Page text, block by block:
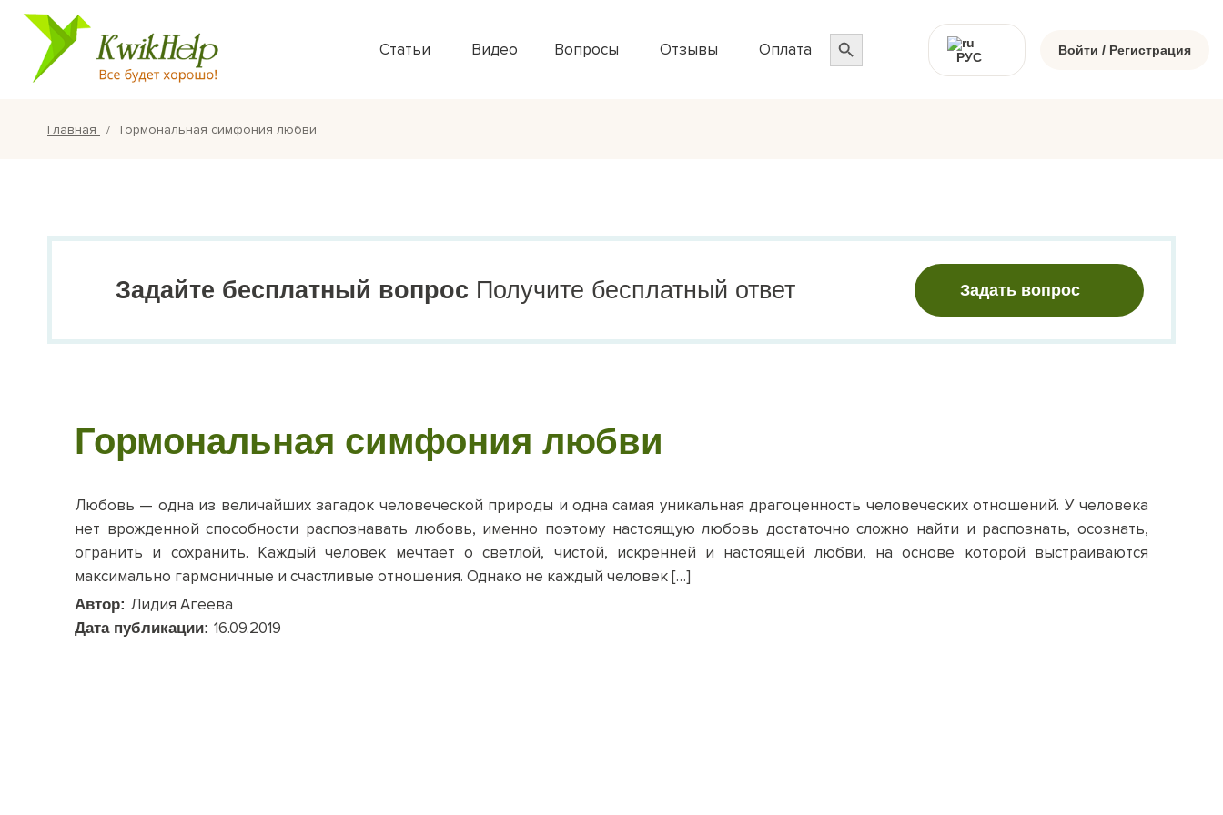
Статьи Видео Вопросы Отзывы Оплата
Search
for:
РУС
Войти / Регистрация
Главная Гормональная симфония любви
Задайте бесплатный вопрос Получите бесплатный ответ Задать вопрос
Гормональная симфония любви
Любовь — одна из величайших загадок человеческой природы и одна самая уникальная драгоценность человеческих отношений. У человека
нет врожденной способности распознавать любовь, именно поэтому настоящую любовь достаточно сложно найти и распознать, осознать,
огранить и сохранить. Каждый человек мечтает о светлой, чистой, искренней и настоящей любви, на основе которой выстраиваются
максимально гармоничные и счастливые отношения. Однако не каждый человек […]
Автор: Лидия Агеева
Дата публикации: 16.09.2019